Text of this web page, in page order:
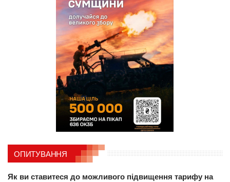
ОПИТУВАННЯ
Як ви ставитеся до можливого підвищення тарифу на